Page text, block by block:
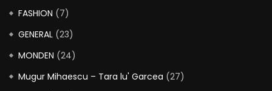
FASHION (7)
GENERAL (23)
MONDEN (24)
Mugur Mihaescu – Tara lu' Garcea (27)